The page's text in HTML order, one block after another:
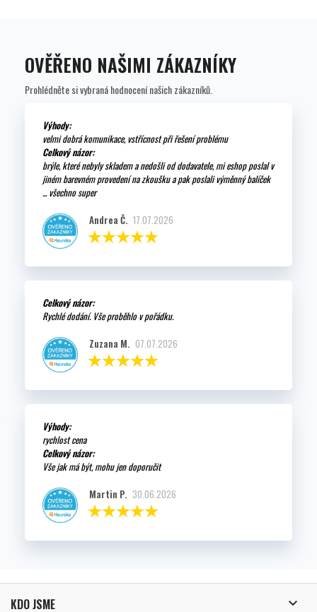
OVĚŘENO NAŠIMI ZÁKAZNÍKY
Prohlédněte si vybraná hodnocení našich zákazníků.
Výhody:
velmi dobrá komunikace, vstřícnost při řešení problému
Celkový názor:
brýle, které nebyly skladem a nedošli od dodavatele, mi eshop poslal v
jiném barevném provedení na zkoušku a pak poslali výměnný balíček
... všechno super
Andrea Č. 17.07.2026
Celkový názor:
Rychlé dodání. Vše proběhlo v pořádku.
Zuzana M. 07.07.2026
Výhody:
rychlost cena
Celkový názor:
Vše jak má být, mohu jen doporučit
Martin P. 30.06.2026
KDO JSME 